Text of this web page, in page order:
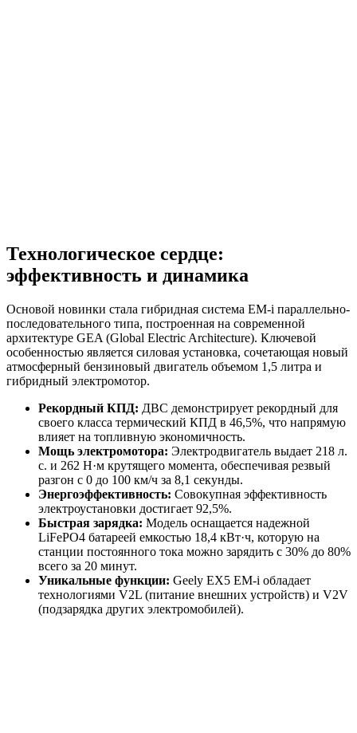
Технологическое сердце:
эффективность и динамика
Основой новинки стала гибридная система EM-i параллельно-
последовательного типа, построенная на современной
архитектуре GEA (Global Electric Architecture). Ключевой
особенностью является силовая установка, сочетающая новый
атмосферный бензиновый двигатель объемом 1,5 литра и
гибридный электромотор.
Рекордный КПД: ДВС демонстрирует рекордный для
своего класса термический КПД в 46,5%, что напрямую
влияет на топливную экономичность.
Мощь электромотора: Электродвигатель выдает 218 л.
с. и 262 Н·м крутящего момента, обеспечивая резвый
разгон с 0 до 100 км/ч за 8,1 секунды.
Энергоэффективность: Совокупная эффективность
электроустановки достигает 92,5%.
Быстрая зарядка: Модель оснащается надежной
LiFePO4 батареей емкостью 18,4 кВт·ч, которую на
станции постоянного тока можно зарядить с 30% до 80%
всего за 20 минут.
Уникальные функции: Geely EX5 EM-i обладает
технологиями V2L (питание внешних устройств) и V2V
(подзарядка других электромобилей).